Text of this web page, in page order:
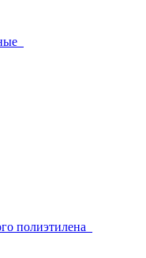
полиэтилена